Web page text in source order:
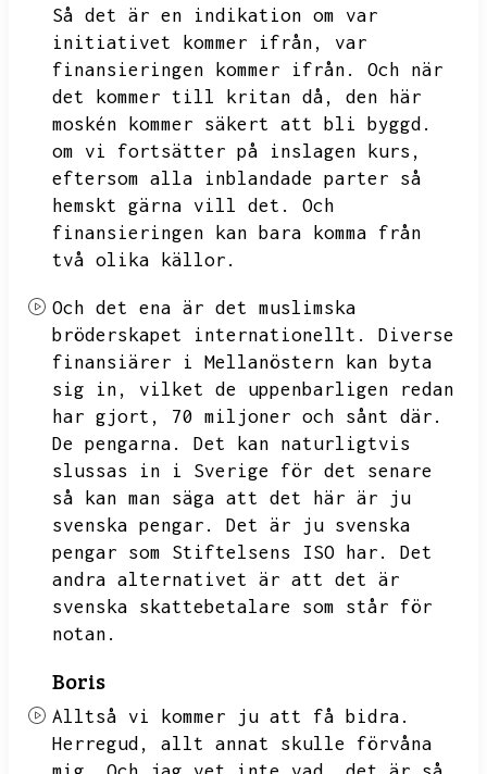
Så det är en indikation om var
initiativet kommer ifrån,
var
finansieringen kommer ifrån.
Och när
det kommer till kritan då,
den här
moskén kommer säkert att bli byggd.
om vi fortsätter på inslagen kurs,
eftersom alla inblandade parter så
hemskt gärna vill det.
Och
finansieringen kan bara komma från
två olika källor.
Och det ena är det muslimska
bröderskapet internationellt.
Diverse
finansiärer i Mellanöstern kan byta
sig in,
vilket de uppenbarligen redan
har gjort,
70 miljoner och sånt där.
De pengarna.
Det kan naturligtvis
slussas in i Sverige för det senare
så kan man säga att det här är ju
svenska pengar.
Det är ju svenska
pengar som Stiftelsens ISO har.
Det
andra alternativet är att det är
svenska skattebetalare som står för
notan.
Boris
Alltså vi kommer ju att få bidra.
Herregud,
allt annat skulle förvåna